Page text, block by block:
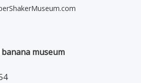
museum